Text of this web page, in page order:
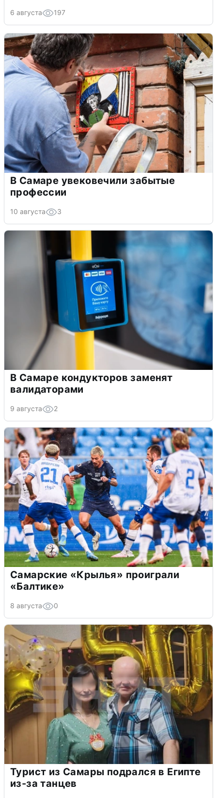
6 августа 197
В Самаре увековечили забытые
профессии
10 августа 3
В Самаре кондукторов заменят
валидаторами
9 августа 2
Самарские «Крылья» проиграли
«Балтике»
8 августа 0
Турист из Самары подрался в Египте
из-за танцев